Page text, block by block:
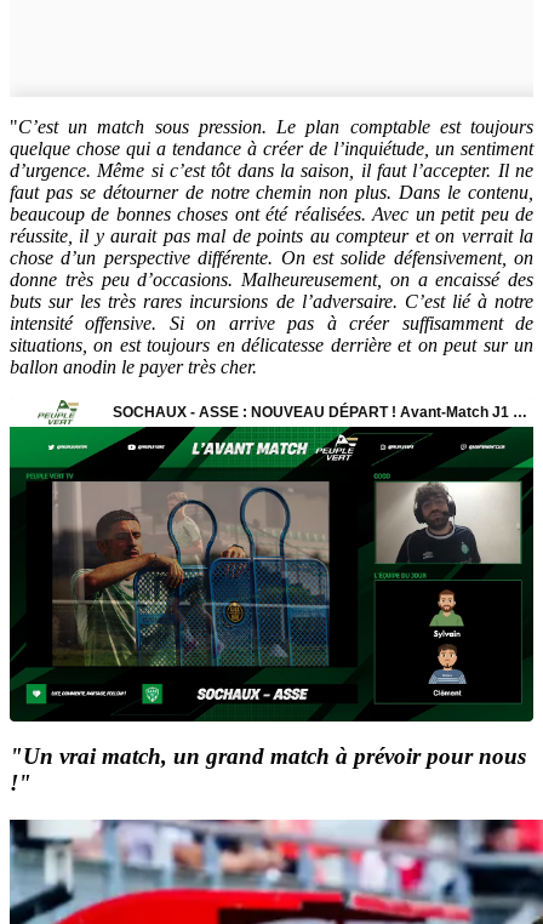
"C’est un match sous pression. Le plan comptable est toujours
quelque chose qui a tendance à créer de l’inquiétude, un sentiment
d’urgence. Même si c’est tôt dans la saison, il faut l’accepter. Il ne
faut pas se détourner de notre chemin non plus. Dans le contenu,
beaucoup de bonnes choses ont été réalisées. Avec un petit peu de
réussite, il y aurait pas mal de points au compteur et on verrait la
chose d’un perspective différente. On est solide défensivement, on
donne très peu d’occasions. Malheureusement, on a encaissé des
buts sur les très rares incursions de l’adversaire. C’est lié à notre
intensité offensive. Si on arrive pas à créer suffisamment de
situations, on est toujours en délicatesse derrière et on peut sur un
ballon anodin le payer très cher.
"Un vrai match, un grand match à prévoir pour nous
!"